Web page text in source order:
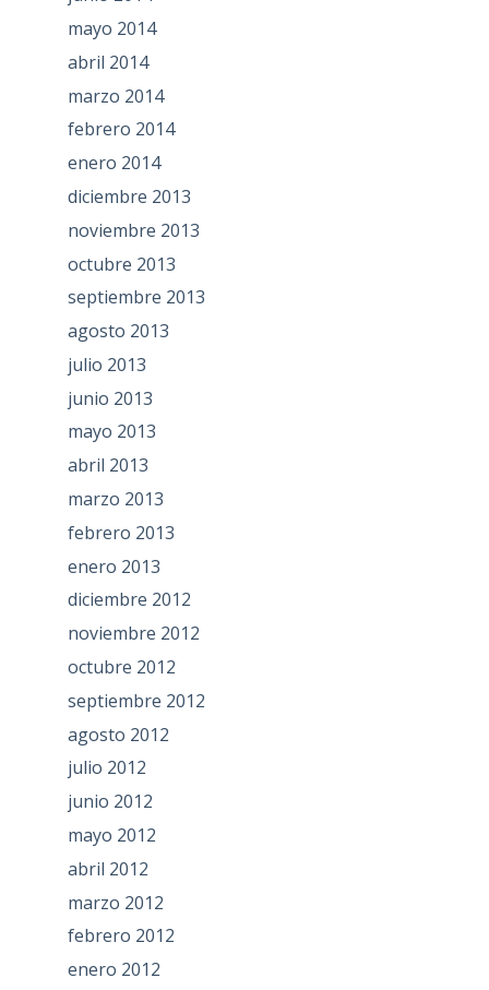
mayo 2014
abril 2014
marzo 2014
febrero 2014
enero 2014
diciembre 2013
noviembre 2013
octubre 2013
septiembre 2013
agosto 2013
julio 2013
junio 2013
mayo 2013
abril 2013
marzo 2013
febrero 2013
enero 2013
diciembre 2012
noviembre 2012
octubre 2012
septiembre 2012
agosto 2012
julio 2012
junio 2012
mayo 2012
abril 2012
marzo 2012
febrero 2012
enero 2012